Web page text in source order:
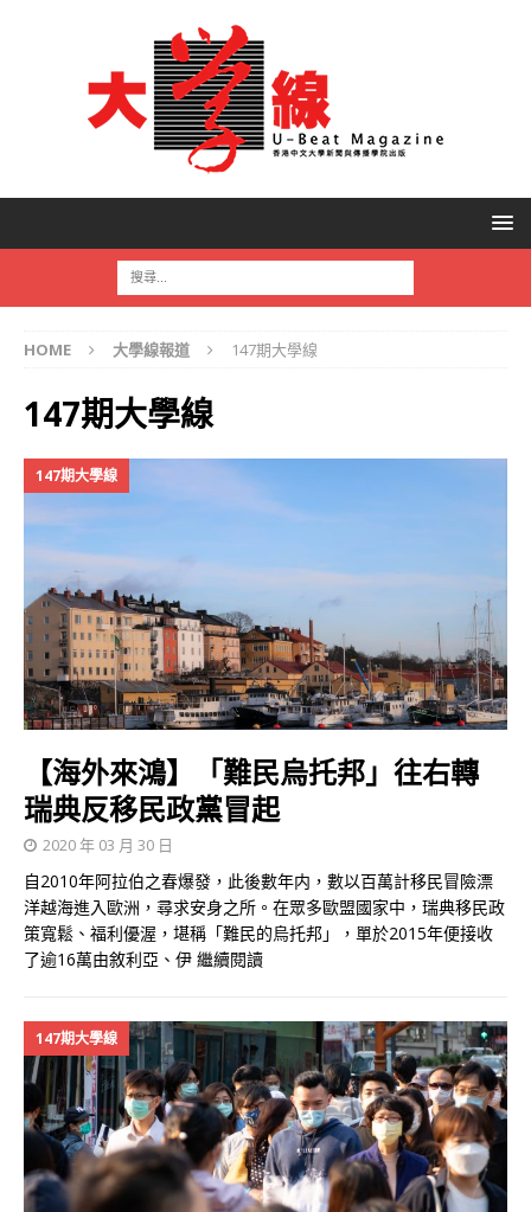
HOME 大學線報道 147期大學線
147期大學線
147期大學線
【海外來鴻】「難民烏托邦」往右轉
瑞典反移民政黨冒起
2020 年 03 月 30 日
自2010年阿拉伯之春爆發，此後數年内，數以百萬計移民冒險漂
洋越海進入歐洲，尋求安身之所。在眾多歐盟國家中，瑞典移民政
策寬鬆、福利優渥，堪稱「難民的烏托邦」，單於2015年便接收
了逾16萬由敘利亞、伊 繼續閱讀
147期大學線